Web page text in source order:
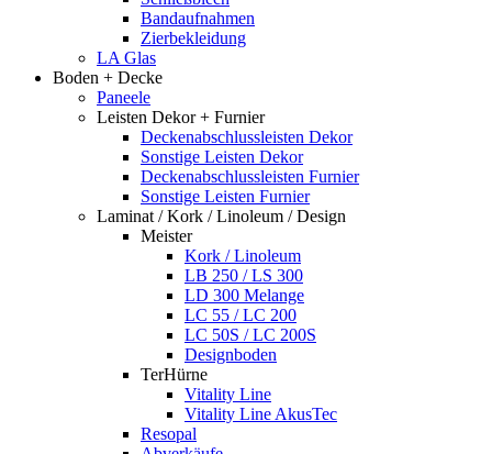
Bandaufnahmen
Zierbekleidung
LA Glas
Boden + Decke
Paneele
Leisten Dekor + Furnier
Deckenabschlussleisten Dekor
Sonstige Leisten Dekor
Deckenabschlussleisten Furnier
Sonstige Leisten Furnier
Laminat / Kork / Linoleum / Design
Meister
Kork / Linoleum
LB 250 / LS 300
LD 300 Melange
LC 55 / LC 200
LC 50S / LC 200S
Designboden
TerHürne
Vitality Line
Vitality Line AkusTec
Resopal